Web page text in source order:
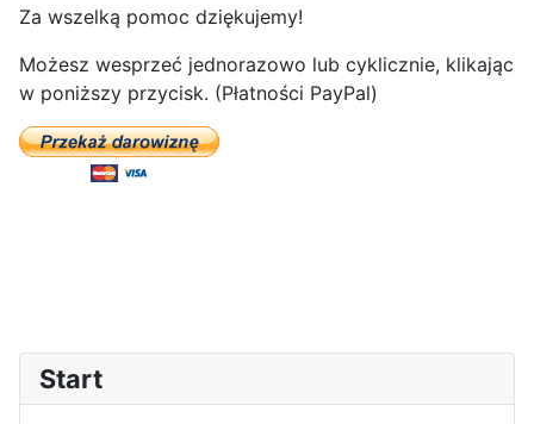
Za wszelką pomoc dziękujemy!
Możesz wesprzeć jednorazowo lub cyklicznie, klikając
w poniższy przycisk. (Płatności PayPal)
Start